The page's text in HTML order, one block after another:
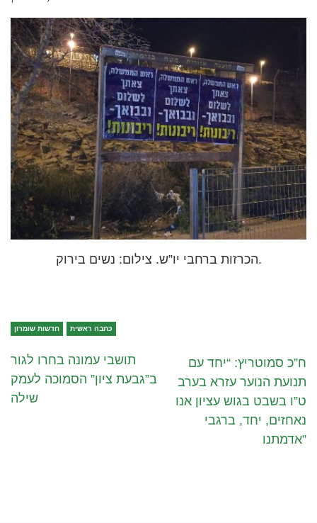
הכרזות ברחבי יו”ש. צילום: נשים בירוק.
חדשות שומרון כתבה ראשית
תושבי עמונה בחרו לגור
ב”גבעת ציון” הסמוכה לעמק
שילה
ח”כ סמוטריץ: “יחד עם
תנועת הנוער עזרא בערב
ט”ו בשבט בגוש עציון אנו
נאחזים, יחד, ברגבי
אדמתנו”